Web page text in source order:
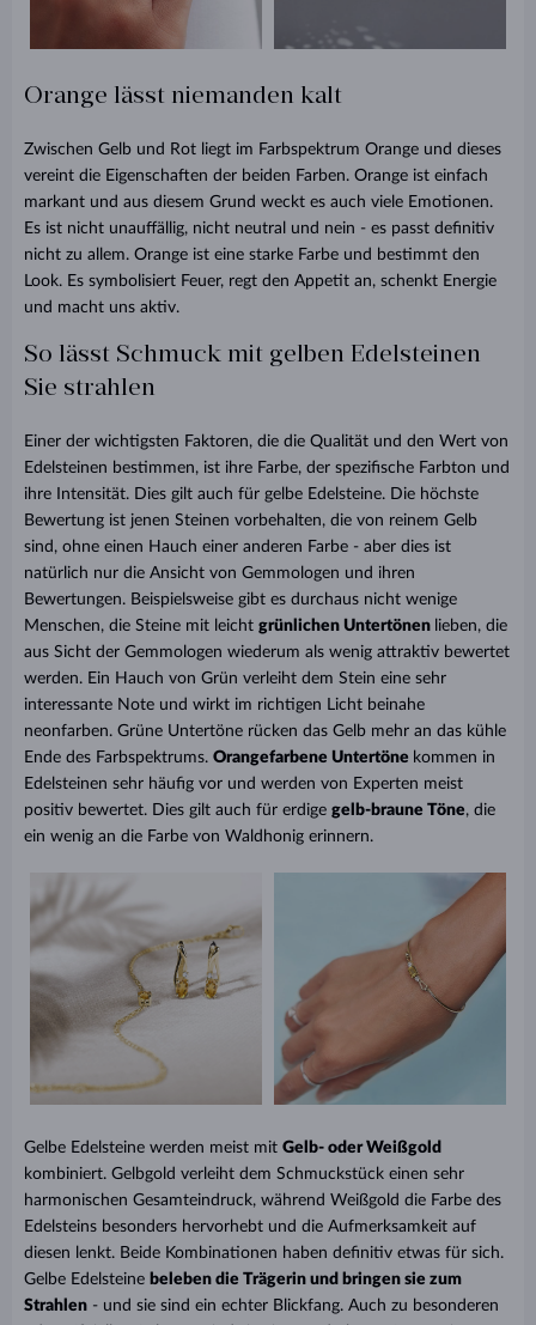
Orange lässt niemanden kalt
Zwischen Gelb und Rot liegt im Farbspektrum Orange und dieses
vereint die Eigenschaften der beiden Farben. Orange ist einfach
markant und aus diesem Grund weckt es auch viele Emotionen.
Es ist nicht unauffällig, nicht neutral und nein - es passt definitiv
nicht zu allem. Orange ist eine starke Farbe und bestimmt den
Look. Es symbolisiert Feuer, regt den Appetit an, schenkt Energie
und macht uns aktiv.
So lässt Schmuck mit gelben Edelsteinen
Sie strahlen
Einer der wichtigsten Faktoren, die die Qualität und den Wert von
Edelsteinen bestimmen, ist ihre Farbe, der spezifische Farbton und
ihre Intensität. Dies gilt auch für gelbe Edelsteine. Die höchste
Bewertung ist jenen Steinen vorbehalten, die von reinem Gelb
sind, ohne einen Hauch einer anderen Farbe - aber dies ist
natürlich nur die Ansicht von Gemmologen und ihren
Bewertungen. Beispielsweise gibt es durchaus nicht wenige
Menschen, die Steine mit leicht grünlichen Untertönen lieben, die
aus Sicht der Gemmologen wiederum als wenig attraktiv bewertet
werden. Ein Hauch von Grün verleiht dem Stein eine sehr
interessante Note und wirkt im richtigen Licht beinahe
neonfarben. Grüne Untertöne rücken das Gelb mehr an das kühle
Ende des Farbspektrums. Orangefarbene Untertöne kommen in
Edelsteinen sehr häufig vor und werden von Experten meist
positiv bewertet. Dies gilt auch für erdige gelb-braune Töne, die
ein wenig an die Farbe von Waldhonig erinnern.
Gelbe Edelsteine werden meist mit Gelb- oder Weißgold
kombiniert. Gelbgold verleiht dem Schmuckstück einen sehr
harmonischen Gesamteindruck, während Weißgold die Farbe des
Edelsteins besonders hervorhebt und die Aufmerksamkeit auf
diesen lenkt. Beide Kombinationen haben definitiv etwas für sich.
Gelbe Edelsteine beleben die Trägerin und bringen sie zum
Strahlen - und sie sind ein echter Blickfang. Auch zu besonderen